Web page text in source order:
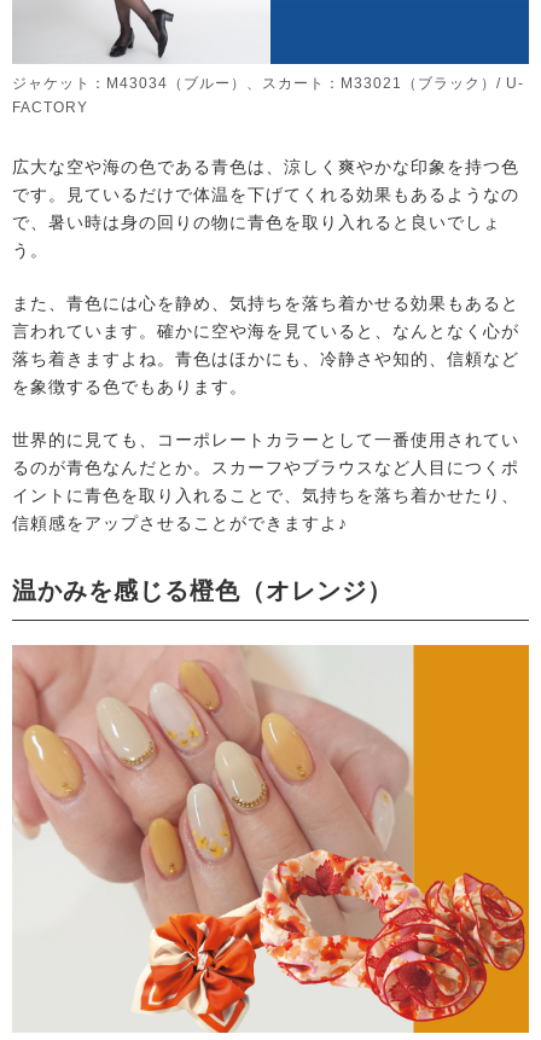
ジャケット：M43034（ブルー）、スカート：M33021（ブラック）/ U-
FACTORY
広大な空や海の色である青色は、涼しく爽やかな印象を持つ色
です。見ているだけで体温を下げてくれる効果もあるようなの
で、暑い時は身の回りの物に青色を取り入れると良いでしょ
う。
また、青色には心を静め、気持ちを落ち着かせる効果もあると
言われています。確かに空や海を見ていると、なんとなく心が
落ち着きますよね。青色はほかにも、冷静さや知的、信頼など
を象徴する色でもあります。
世界的に見ても、コーポレートカラーとして一番使用されてい
るのが青色なんだとか。スカーフやブラウスなど人目につくポ
イントに青色を取り入れることで、気持ちを落ち着かせたり、
信頼感をアップさせることができますよ♪
温かみを感じる橙色（オレンジ）